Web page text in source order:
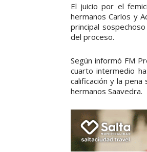
El juicio por el
hermanos Carlos y
principal
del proceso.
Según informó FM
cuarto intermedio
calificación y la
hermanos Saavedra.